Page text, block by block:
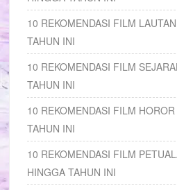
10 REKOMENDASI FILM
TAHUN INI
10 REKOMENDASI FILM
TAHUN INI
10 REKOMENDASI FILM
TAHUN INI
10 REKOMENDASI FILM
HINGGA TAHUN INI